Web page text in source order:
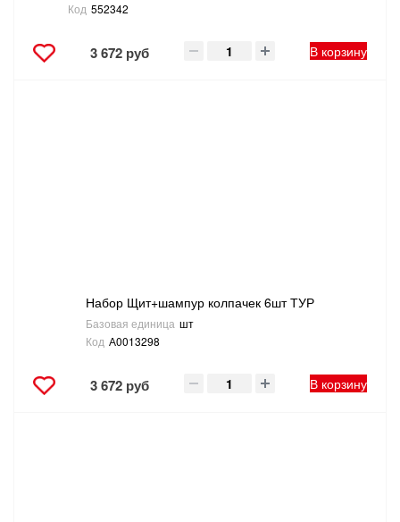
Код 552342
3 672 руб В корзину
Набор Щит+шампур колпачек 6шт ТУР
Базовая единица шт
Код А0013298
3 672 руб В корзину